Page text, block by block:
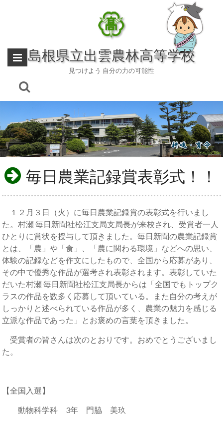
島根県立出雲農林高等学校
見つけよう 自分の力の可能性
毎日農業記録賞表彰式！！
１２月３日（火）に毎日農業記録賞の表彰式を行いまし
た。村瀬 毎日新聞社松江支局支局長が来校され、受賞者一人
ひとりに賞状を授与して頂きました。毎日新聞の農業記録賞
とは、「農」や「食」、「農に関わる環境」などへの思い、
体験の記録などを作文にしたもので、全国から応募があり、
その中で優秀な作品が選考され表彰されます。表彰していた
だいた村瀬 毎日新聞社松江支局長からは「全国でもトップク
ラスの作品を数多く応募して頂いている。また自分の考えが
しっかりと述べられている作品が多く、農業の魅力を感じる
立派な作品であった」とお褒めの言葉を頂きました。
受賞者の皆さんは次のとおりです。おめでとうございまし
た。
【全国入選】
動物科学科 3年 門脇 美玖